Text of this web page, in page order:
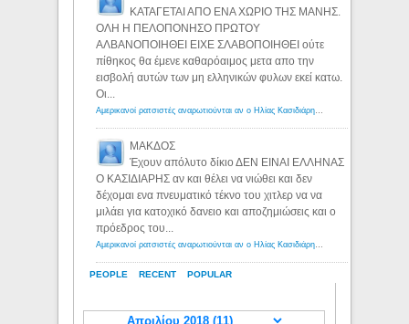
PEOPLE RECENT POPULAR
ΚΑΤΑΓΕΤΑΙ ΑΠΟ ΕΝΑ ΧΩΡΙΟ ΤΗΣ ΜΑΝΗΣ.
ΟΛΗ Η ΠΕΛΟΠΟΝΗΣΟ ΠΡΩΤΟΥ
ΑΛΒΑΝΟΠΟΙΗΘΕΙ ΕΙΧΕ ΣΛΑΒΟΠΟΙΗΘΕΙ ούτε
πίθηκος θα έμενε καθαρόαιμος μετα απο την
εισβολή αυτών των μη ελληνικών φυλων εκεί κατω.
Οι...
Αμερικανοί ρατσιστές αναρωτιούνται αν ο Ηλίας Κασιδιάρης ανήκει στη λευκή φυλή... - Λόγιος Ερμής
ΜΑΚΔΟΣ
Έχουν απόλυτο δίκιο ΔΕΝ ΕΙΝΑΙ ΕΛΛΗΝΑΣ
Ο ΚΑΣΙΔΙΑΡΗΣ αν και θέλει να νιώθει και δεν
δέχομαι ενα πνευματικό τέκνο του χιτλερ να να
μιλάει για κατοχικό δανειο και αποζημιώσεις και ο
πρόεδρος του...
Αμερικανοί ρατσιστές αναρωτιούνται αν ο Ηλίας Κασιδιάρης ανήκει στη λευκή φυλή... - Λόγιος Ερμής